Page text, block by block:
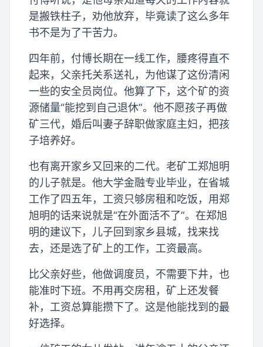
是搬铁柱子，劝他放弃，毕竟读了这么多年
书不是为了干苦力。
四年前，付博长期在一线工作，腰疼得直不
起来，父亲托关系送礼，为他谋了这份清闲
一些的安全员岗位。他算了下，这个矿的资
源储量“能挖到自己退休”。他不愿孩子再做
矿三代，婚后叫妻子辞职做家庭主妇，把孩
子培养好。
也有离开家乡又回来的二代。老矿工郑旭明
的儿子就是。他大学金融专业毕业，在省城
工作了四五年，工资只够房租和吃饭，用郑
旭明的话来说就是“在外面活不了”。在郑旭
明的建议下，儿子回到家乡县城，找来找
去，还是选了矿上的工作，工资最高。
比父亲好些，他做调度员，不需要下井，也
能准时下班。不用再交房租，矿上还发餐
补，工资总算能攒下了。这是他能找到的最
好选择。